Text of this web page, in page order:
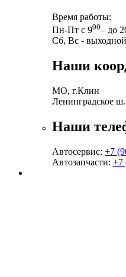
Время работы:
Пн-Пт с 900– до
Сб, Вс - выходной
Наши
МО, г.Клин
Ленинградское
Наши
Автосервис: +7
Автозапчасти: +7